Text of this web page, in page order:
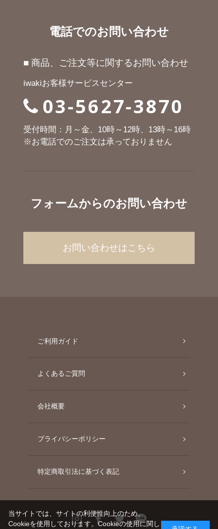
電話でのお問い合わせ
■ 商品、ご注文等に関するお問い合わせ
iwakiお客様サービスセンター
03-5627-3870
受付時間：月～金、10時～12時、13時～16時
※お電話でのご注文は承っておりません
フォームからのお問い合わせ
お問い合わせはこちら
ご利用ガイド
よくあるご質問
会社概要
プライバシーポリシー
特定商取引法に基づく表記
InstagramFacebookTwitter
当サイトでは、サイトの利便性向上のため、
Cookieを使用しております。Cookieの使用に関し